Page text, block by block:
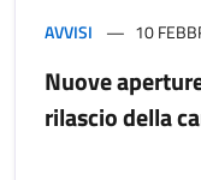
AVVISI 10
Nuove
rilascio della